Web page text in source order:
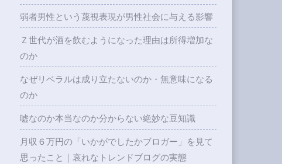
弱者男性という蔑視表現が男性社会に与える影響
Ｚ世代が酒を飲むようになった理由は所得増加な
のか
なぜリベラルは成り立たないのか・無意味になる
のか
嘘なのか本当なのか分からない絶妙な豆知識
月収６万円の「いかがでしたかブロガー」を見て
思ったこと｜哀れなトレンドブログの実態